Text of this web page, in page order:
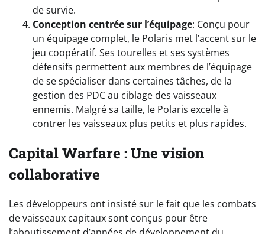
de survie.
Conception centrée sur l’équipage: Conçu pour
un équipage complet, le Polaris met l’accent sur le
jeu coopératif. Ses tourelles et ses systèmes
défensifs permettent aux membres de l’équipage
de se spécialiser dans certaines tâches, de la
gestion des PDC au ciblage des vaisseaux
ennemis. Malgré sa taille, le Polaris excelle à
contrer les vaisseaux plus petits et plus rapides.
Capital Warfare :Une vision
collaborative
Les développeurs ont insisté sur le fait que les combats
de vaisseaux capitaux sont conçus pour être